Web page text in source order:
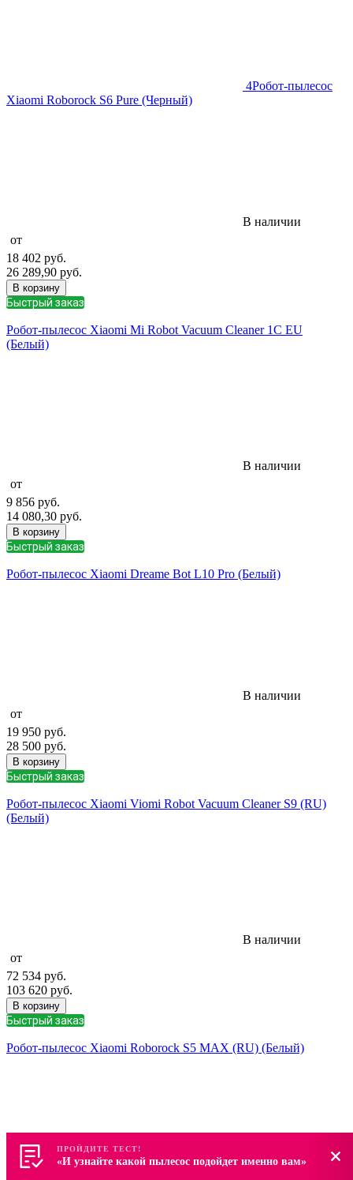
4Робот-пылесос
Xiaomi Roborock S6 Pure (Черный)
В наличии
от
18 402 руб.
26 289,90 руб.
В корзину
Быстрый заказ
Робот-пылесос Xiaomi Mi Robot Vacuum Cleaner 1C EU
(Белый)
В наличии
от
9 856 руб.
14 080,30 руб.
В корзину
Быстрый заказ
Робот-пылесос Xiaomi Dreame Bot L10 Pro (Белый)
В наличии
от
19 950 руб.
28 500 руб.
В корзину
Быстрый заказ
Робот-пылесос Xiaomi Viomi Robot Vacuum Cleaner S9 (RU)
(Белый)
В наличии
от
72 534 руб.
103 620 руб.
В корзину
Быстрый заказ
Робот-пылесос Xiaomi Roborock S5 MAX (RU) (Белый)
В наличии
ПРОЙДИТЕ ТЕСТ!
«И узнайте какой пылесос подойдет именно вам»
ПРОЙДИТЕ ТЕСТ!
«И узнайте какой пылесос подойдет именно вам»